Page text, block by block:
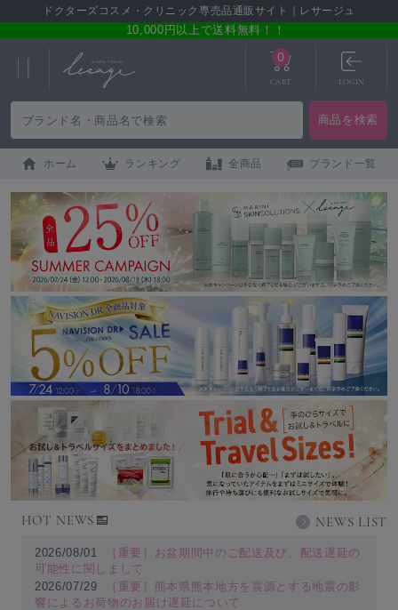
ドクターズコスメ・クリニック専売品通販サイト｜レサージュ
10,000円以上で送料無料！！
0
CART LOGIN
ホーム ランキング 全商品 ブランド一覧
HOT NEWS NEWS LIST
2026/08/01
［重要］お盆期間中のご配送及び、配送遅延の
可能性に関しまして
2026/07/29
［重要］熊本県熊本地方を震源とする地震の影
響によるお荷物のお届け遅延について